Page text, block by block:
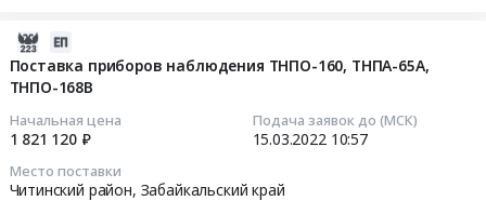
Поставка приборов наблюдения ТНПО-160, ТНПА-65А,
ТНПО-168В
Начальная цена
1 821 120 ₽
Подача заявок до (МСК)
15.03.2022 10:57
Место поставки
Читинский район, Забайкальский край